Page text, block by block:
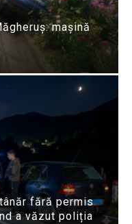
mașină
fără permis
a văzut poliția